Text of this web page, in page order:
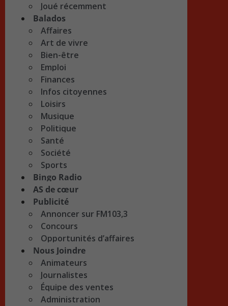
Joué récemment
Balados
Affaires
Art de vivre
Bien-être
Emploi
Finances
Infos citoyennes
Loisirs
Musique
Politique
Santé
Société
Sports
Bingo Radio
AS de cœur
Publicité
Annoncer sur FM103,3
Concours
Opportunités d’affaires
Nous Joindre
Animateurs
Journalistes
Équipe des ventes
Administration